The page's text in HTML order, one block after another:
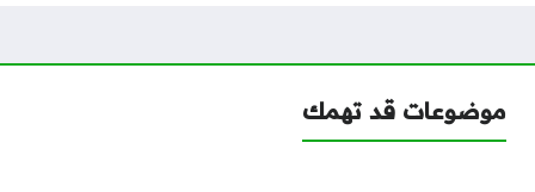
موضوعات قد تهمك